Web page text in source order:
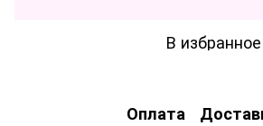
В избранное
Оплата